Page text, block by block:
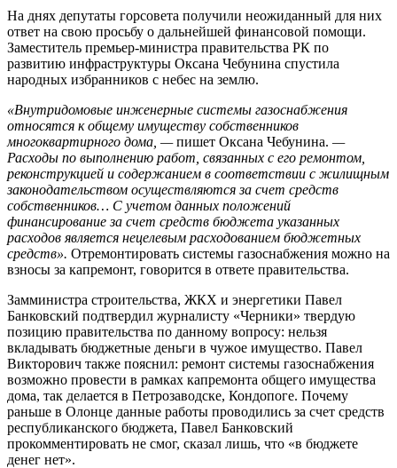
На днях депутаты горсовета получили неожиданный для них
ответ на свою просьбу о дальнейшей финансовой помощи.
Заместитель премьер-министра правительства РК по
развитию инфраструктуры Оксана Чебунина спустила
народных избранников с небес на землю.
«Внутридомовые инженерные системы газоснабжения
относятся к общему имуществу собственников
многоквартирного дома, —пишет Оксана Чебунина. —
Расходы по выполнению работ, связанных с его ремонтом,
реконструкцией и содержанием в соответствии с жилищным
законодательством осуществляются за счет средств
собственников… С учетом данных положений
финансирование за счет средств бюджета указанных
расходов является нецелевым расходованием бюджетных
средств». Отремонтировать системы газоснабжения можно на
взносы за капремонт, говорится в ответе правительства.
Замминистра строительства, ЖКХ и энергетики Павел
Банковский подтвердил журналисту «Черники» твердую
позицию правительства по данному вопросу: нельзя
вкладывать бюджетные деньги в чужое имущество. Павел
Викторович также пояснил: ремонт системы газоснабжения
возможно провести в рамках капремонта общего имущества
дома, так делается в Петрозаводске, Кондопоге. Почему
раньше в Олонце данные работы проводились за счет средств
республиканского бюджета, Павел Банковский
прокомментировать не смог, сказал лишь, что «в бюджете
денег нет».